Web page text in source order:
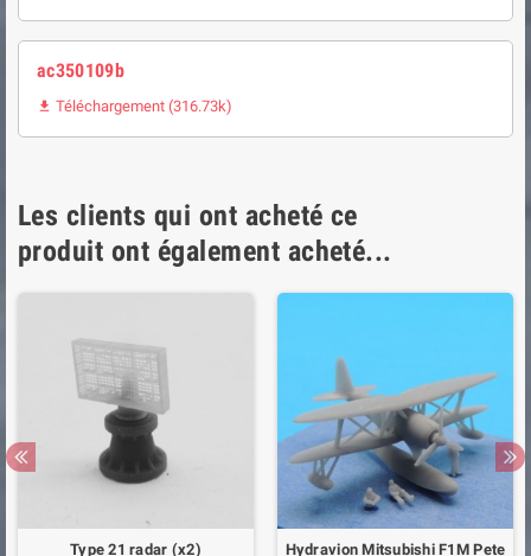
ac350109b
 Téléchargement (316.73k)
Les clients qui ont acheté ce
produit ont également acheté...
Type 21 radar (x2)
Hydravion Mitsubishi F1M Pete